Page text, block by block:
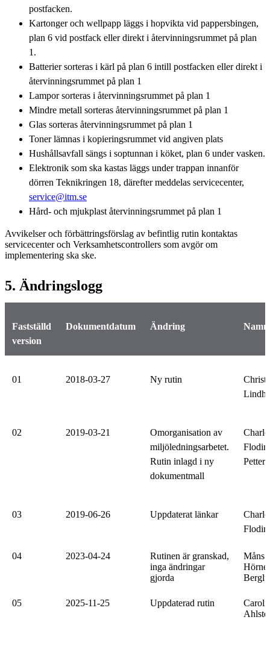
postfacken.
Kartonger och wellpapp läggs i hopvikta vid pappersbingen,
plan 6 vid postfack eller direkt i återvinningsrummet på plan
1.
Batterier sorteras i kärl på plan 6 intill postfacken eller direkt i
återvinningsrummet på plan 1
Lampor sorteras i återvinningsrummet på plan 1
Mindre metall sorteras återvinningsrummet på plan 1
Glas sorteras återvinningsrummet på plan 1
Toner lämnas i kopieringsrummet vid angiven plats
Hushållsavfall sängs i soptunnan i köket, plan 6 under vasken.
Elektronik som ska kastas läggs under trappan innanför
dörren Teknikringen 18, därefter meddelas servicecenter,
service@itm.se
Hård- och mjukplast återvinningsrummet på plan 1
Avvikelser och förbättringsförslag av befintlig rutin kontaktas
servicecenter och Verksamhetscontrollers som avgör om
implementering ska ske.
5. Ändringslogg
Fastställd
version
Dokumentdatum Ändring Namn
01 2018-03-27 Ny rutin
02 2019-03-21
Omorganisation av
miljöledningsarbetet.
Rutin inlagd i ny
dokumentmall
03 2019-06-26 Uppdaterat länkar
Flodin
04 2023-04-24
Rutinen är granskad,
inga ändringar
gjorda
Måns
05 2025-11-25 Uppdaterad rutin